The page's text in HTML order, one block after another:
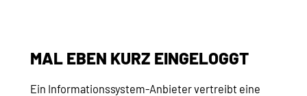
MAL EBEN KURZ EINGELOGGT
Ein Informationssystem-Anbieter vertreibt eine